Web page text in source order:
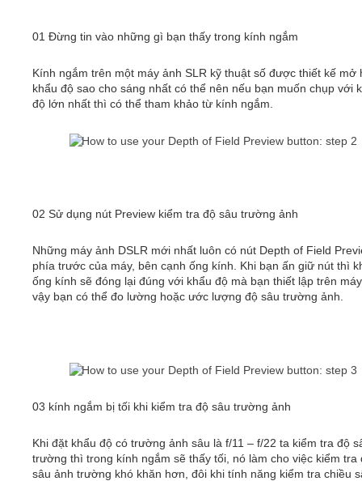
01 Đừng tin vào những gì bạn thấy trong kính ngắm
Kính ngắm trên một máy ảnh SLR kỹ thuật số được thiết kế mở
khẩu độ sao cho sáng nhất có thể nên nếu bạn muốn chụp với
độ lớn nhất thì có thể tham khảo từ kính ngắm.
02 Sử dụng nút Preview kiểm tra độ sâu trường ảnh
Những máy ảnh DSLR mới nhất luôn có nút Depth of Field
phía trước của máy, bên cạnh ống kính. Khi bạn ấn giữ nút thì
ống kính sẽ đóng lại đúng với khẩu độ mà bạn thiết lập trên
vậy bạn có thể đo lường hoặc ước lượng độ sâu trường ảnh.
03 kính ngắm bị tối khi kiểm tra độ sâu trường ảnh
Khi đặt khẩu độ có trường ảnh sâu là f/11 – f/22 ta kiểm tra độ
trường thì trong kính ngắm sẽ thấy tối, nó làm cho việc kiểm tra
sâu ảnh trường khó khăn hơn, đôi khi tính năng kiểm tra chiều